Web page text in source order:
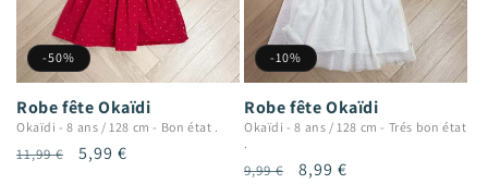
-50%
Robe fête Okaïdi
Okaïdi -8 ans / 128 cm - Bon état .
Prix
11,99 €
Prix
5,99 €
-10%
Robe fête Okaïdi
Okaïdi -8 ans / 128 cm - Trés bon état
Prix
9,99 €
Prix
8,99 €